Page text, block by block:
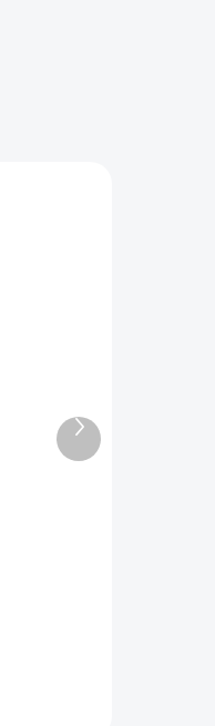
DNÍ
(100 KS)
Ďalší
produkt